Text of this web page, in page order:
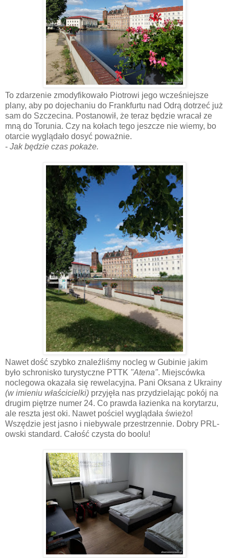
To zdarzenie zmodyfikowało Piotrowi jego wcześniejsze
plany, aby po dojechaniu do Frankfurtu nad Odrą dotrzeć już
sam do Szczecina. Postanowił, że teraz będzie wracał ze
mną do Torunia. Czy na kołach tego jeszcze nie wiemy, bo
otarcie wyglądało dosyć poważnie.
- Jak będzie czas pokaże.
Nawet dość szybko znaleźliśmy nocleg w Gubinie jakim
było schronisko turystyczne PTTK "Atena". Miejscówka
noclegowa okazała się rewelacyjna. Pani Oksana z Ukrainy
(w imieniu właścicielki) przyjęła nas przydzielając pokój na
drugim piętrze numer 24. Co prawda łazienka na korytarzu,
ale reszta jest oki. Nawet pościel wyglądała świeżo!
Wszędzie jest jasno i niebywale przestrzennie. Dobry PRL-
owski standard. Całość czysta do boolu!